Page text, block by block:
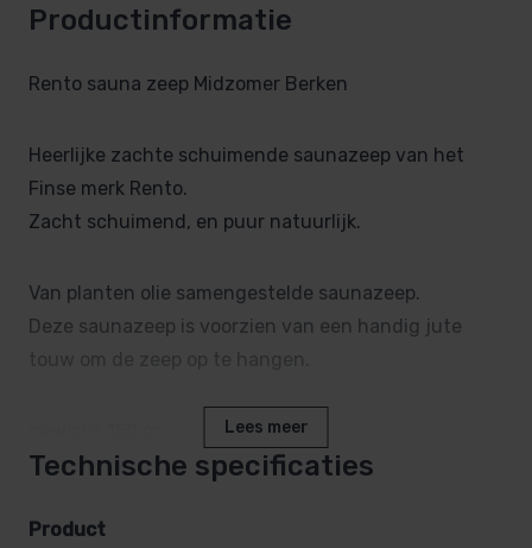
Productinformatie
Rento sauna zeep Midzomer Berken
Heerlijke zachte schuimende saunazeep van het
Finse merk Rento.
Zacht schuimend, en puur natuurlijk.
Van planten olie samengestelde saunazeep.
Deze saunazeep is voorzien van een handig jute
touw om de zeep op te hangen.
Lees meer
Technische specificaties
Product